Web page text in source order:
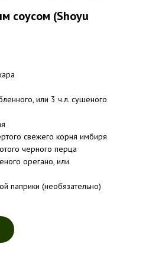
соусом (Shoyu
или 3 ч.л. сушеного
свежего корня имбиря
черного перца
орегано, или
паприки (необязательно)